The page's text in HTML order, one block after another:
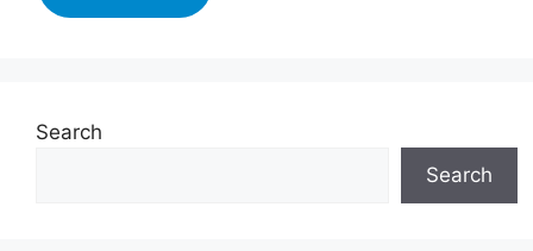
जिल्हा
Search
Search